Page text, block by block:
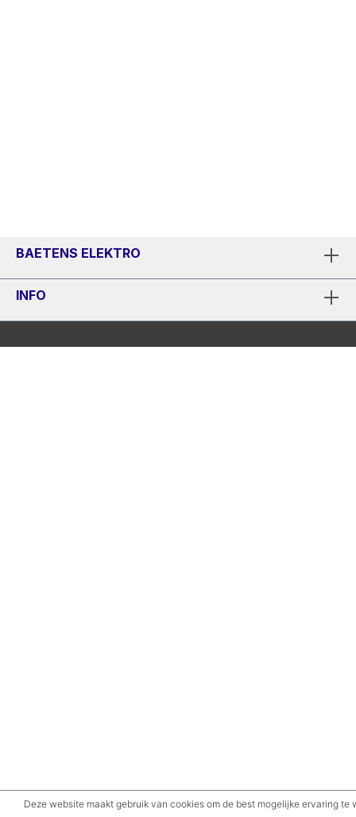
BAETENS ELEKTRO
INFO
Deze website maakt gebruik van cookies om de best mogelijke ervaring te